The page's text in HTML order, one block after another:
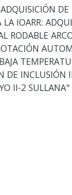
DE
LA IOARR:
RODABLE
DE INCLUSIÓN
II-2 SULLANA"